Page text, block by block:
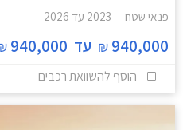
פנאי שטח 2023 עד 2026
940,000
₪ עד 940,000
הוסף להשוואת רכבים